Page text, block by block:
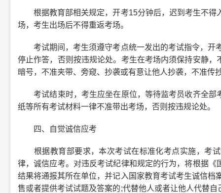
根据教育部相关规定，开考15分钟后，迟到考生不得
场，考生出场后不得重返考场。
考试期间，考生须遵守考点统一发出的考试指令，开
停止作答，否则按违规论处。考生在考场内须保持安静
暗号，不准夹带、旁窥、抄袭或有意让他人抄袭，不准传
考试结束时，考生应坐在原位，等待监考员收齐全部
纸等所有考试材料一律不准带出考场，否则按违规论处。
四、自觉诚信应考
根据教育部要求，本次考试在标准化考点实施，考试
律，诚信应考。对违反考试纪律和规定的行为，将根据
结果将通报其所在单位，并记入国家教育考试考生诚信
售或者提供考试试题及答案的;代替他人或者让他人代替